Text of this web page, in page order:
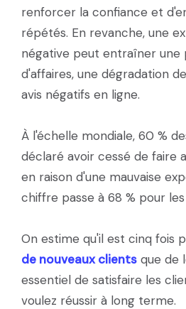
renforcer la confiance et
répétés. En revanche, une
négative peut entraîner
d'affaires, une dégradation
avis négatifs en ligne.
À l'échelle mondiale, 60 %
déclaré avoir cessé de faire
en raison d'une mauvaise
chiffre passe à 68 % pour les
On estime qu'il est cinq fois
de nouveaux clients que de
essentiel de satisfaire les
voulez réussir à long terme.